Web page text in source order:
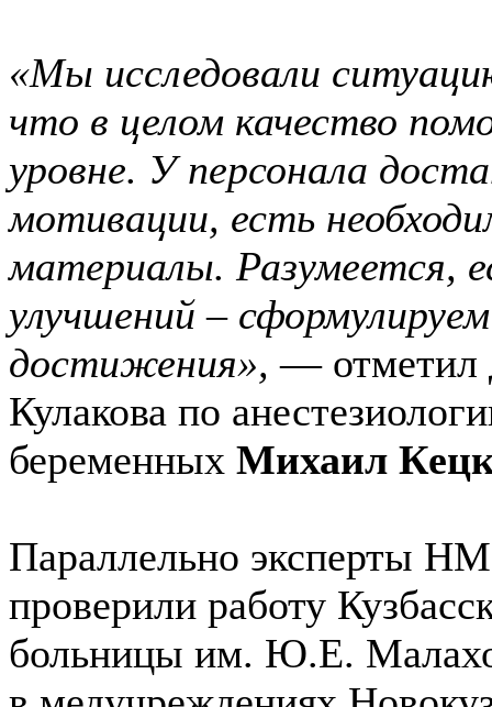
«Мы исследовали
что в целом качество
уровне. У персонала
мотивации, есть
материалы. Разумеется,
улучшений –
достижения»,—
Кулакова по
беременных Михаил
Параллельно эксперты
проверили работу
больницы им. Ю.Е.